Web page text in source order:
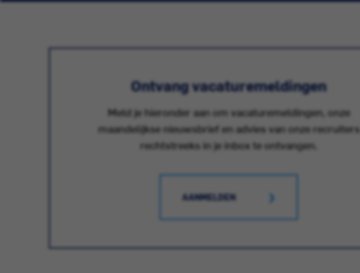
Ontvang vacaturemeldingen
Meld je hieronder aan om vacaturemeldingen, onze
maandelijkse nieuwsbrief en advies van onze recruiters
rechtstreeks in je inbox te ontvangen.
AANMELDEN